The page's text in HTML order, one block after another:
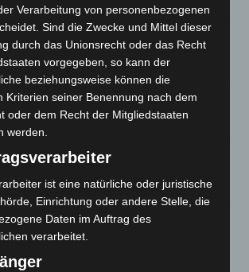
über A7 – Polizei sucht
bei Bagger-Unfall auf Baustelle
Umbau in Langenhagen
von „Archetyp Market“ erhoben
Verarbeitung von personenbezogenen
Sind die Zwecke und Mittel dieser
durch das Unionsrecht oder das Recht
vorgegeben, so kann der
beziehungsweise können die
Kriterien seiner Benennung nach dem
oder dem Recht der Mitgliedstaaten
werden.
ist eine natürliche oder juristische
Einrichtung oder andere Stelle, die
Daten im Auftrag des
verarbeitet.